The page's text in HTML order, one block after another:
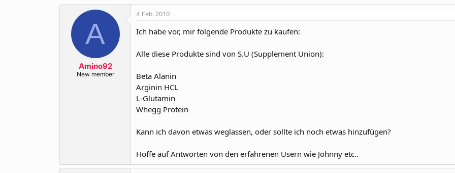
t
t
e
a
m
A
Amino92
New member
4 Feb. 2010
Ich habe vor, mir folgende Produkte zu kaufen:
Alle diese Produkte sind von S.U (Supplement Union):
Beta Alanin
Arginin HCL
L-Glutamin
Whegg Protein
Kann ich davon etwas weglassen, oder sollte ich noch etwas hinzufügen?
Hoffe auf Antworten von den erfahrenen Usern wie Johnny etc..